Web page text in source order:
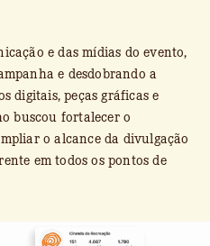
e das mídias do evento,
e desdobrando a
digitais, peças gráficas e
buscou fortalecer o
o alcance da divulgação
em todos os pontos de